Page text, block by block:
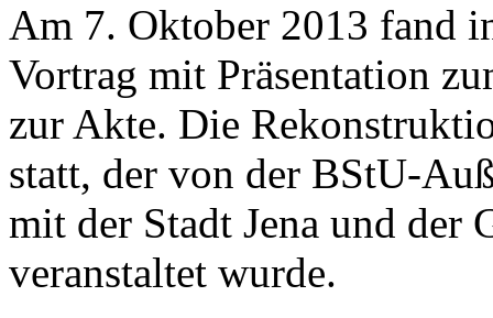
Am 7. Oktober 2013 fand
Vortrag mit Präsentation
zur Akte. Die
statt, der von der BStU-
mit der Stadt Jena und der
veranstaltet wurde.